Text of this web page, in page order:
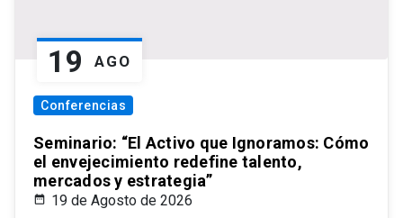
19 AGO
Conferencias
Seminario: “El Activo que Ignoramos: Cómo
el envejecimiento redefine talento,
mercados y estrategia”
19 de Agosto de 2026